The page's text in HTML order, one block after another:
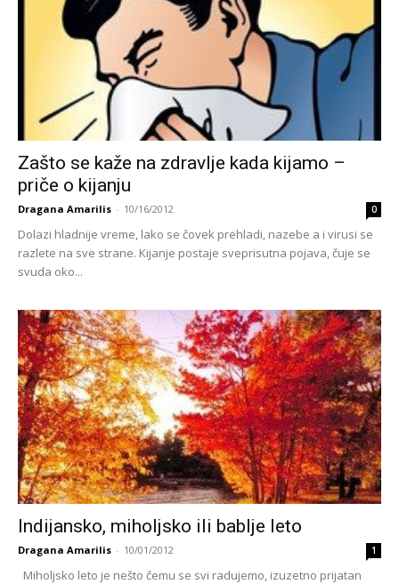
Zašto se kaže na zdravlje kada kijamo –
priče o kijanju
Dragana Amarilis - 10/16/2012 0
Dolazi hladnije vreme, lako se čovek prehladi, nazebe a i virusi se
razlete na sve strane. Kijanje postaje sveprisutna pojava, čuje se
svuda oko...
Indijansko, miholjsko ili bablje leto
Dragana Amarilis - 10/01/2012 1
Miholjsko leto je nešto čemu se svi radujemo, izuzetno prijatan